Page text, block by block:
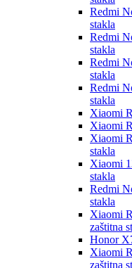
Redmi
stakla
Redmi
stakla
Redmi
stakla
Redmi
stakla
Xiaomi
Xiaomi
Xiaomi
stakla
Xiaomi
stakla
Redmi
stakla
Xiaomi
zaštitna
Honor
Xiaomi
zaštitna